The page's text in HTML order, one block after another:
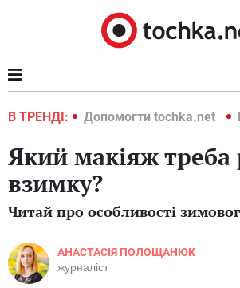
В ТРЕНДІ:
2022 Допомогти tochka.net
Який макіяж треба
взимку?
Читай про особливості
АНАСТАСІЯ ПОЛОЩАНЮК
журналіст